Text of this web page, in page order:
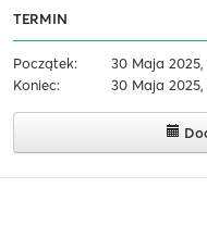
TERMIN
Początek:
30 Maja 2025,
Koniec:
30 Maja 2025,